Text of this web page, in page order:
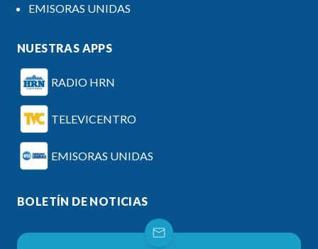
EMISORAS UNIDAS
NUESTRAS APPS
RADIO HRN
TELEVICENTRO
EMISORAS UNIDAS
BOLETÍN DE NOTICIAS